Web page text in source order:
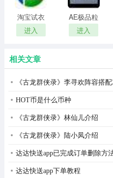
明细、货品进销明细账。
4、库存管理：
表、盘点损益表。
配件管理包括3大部分，第一
理，第二部分是对精品库存管
5、财务管理：
传统的汽车3S店常常是财务
管理，很不容易形成公司财
码清除器)
淘宝试衣
服软件
进入
AE极品粒
子插件
(Trapcode
进入
相关文章
《古龙群侠录》李寻欢阵容搭
HOT币是什么币种
《古龙群侠录》林仙儿介绍
《古龙群侠录》陆小凤介绍
达达快送app已完成订单删除方
达达快送app下单教程